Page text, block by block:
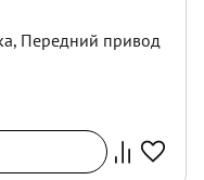
, Передний привод